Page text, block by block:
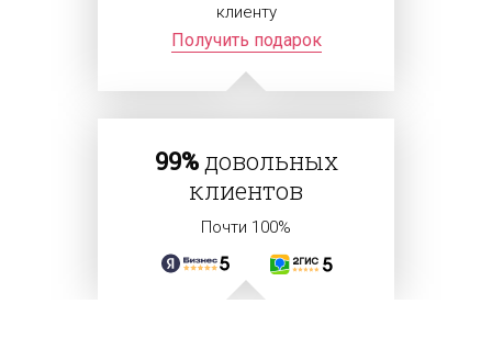
клиенту
Получить подарок
99%довольных
клиентов
Почти 100%